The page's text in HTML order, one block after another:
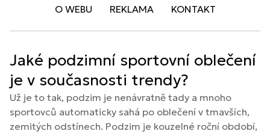
O WEBU REKLAMA KONTAKT
Jaké podzimní sportovní oblečení
je v současnosti trendy?
Už je to tak, podzim je nenávratně tady a mnoho
sportovců automaticky sahá po oblečení v tmavších,
zemitých odstínech. Podzim je kouzelné roční období,